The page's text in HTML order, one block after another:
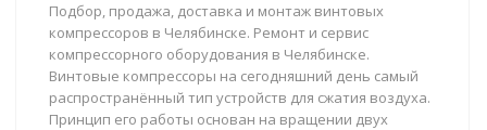
Подбор, продажа, доставка и монтаж винтовых
компрессоров в Челябинске. Ремонт и сервис
компрессорного оборудования в Челябинске.
Винтовые компрессоры на сегодняшний день самый
распространённый тип устройств для сжатия воздуха.
Принцип его работы основан на вращении двух